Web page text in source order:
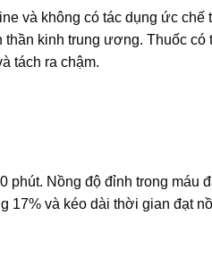
và không có tác dụng ức chế
kinh trung ương. Thuốc có
tách ra chậm.
phút. Nồng độ đỉnh trong máu
17% và kéo dài thời gian đạt